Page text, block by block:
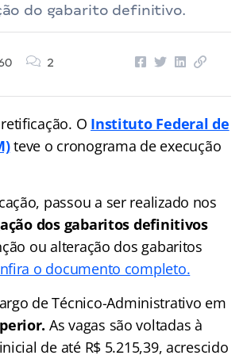
do gabarito definitivo.
2
O Instituto Federal de
teve o cronograma de execução
passou a ser realizado nos
dos gabaritos definitivos
ou alteração dos gabaritos
o documento completo.
de Técnico-Administrativo em
As vagas são voltadas à
de até R$ 5.215,39, acrescido